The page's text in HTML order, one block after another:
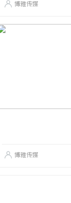
博雅传媒
博雅传媒